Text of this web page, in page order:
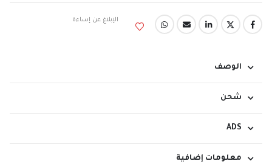
الإبلاغ عن إساءة
الوصف
شحن
ADS
معلومات إضافية